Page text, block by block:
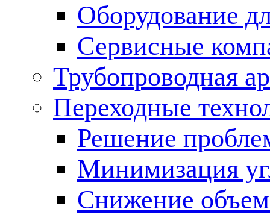
Оборудование
Сервисные
Трубопроводная
Переходные
Решение
Минимизация
Снижение